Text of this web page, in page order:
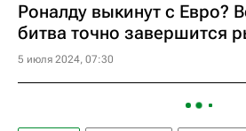
Роналду выкинут с Евро?
битва точно завершится
5 июля 2024, 07:30